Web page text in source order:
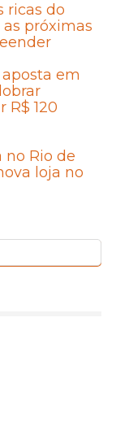
ricas do
próximas
em
R$ 120
no Rio de
loja no